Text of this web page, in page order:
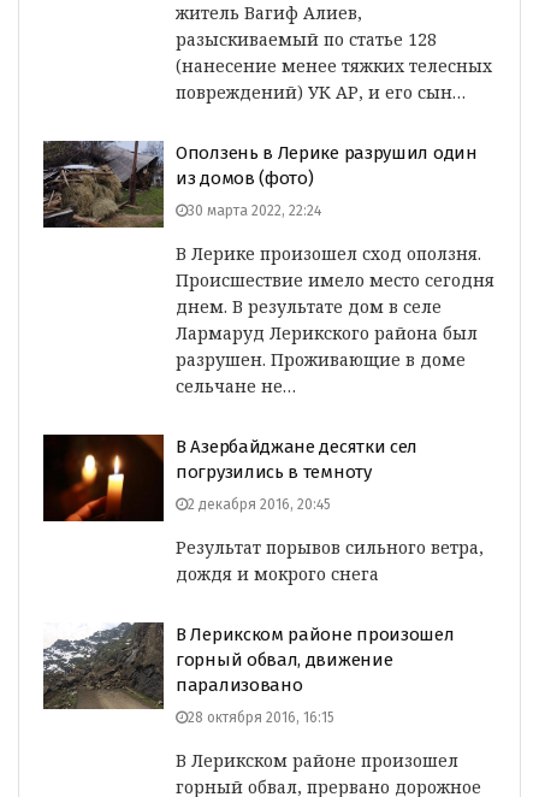
житель Вагиф Алиев,
разыскиваемый по статье 128
(нанесение менее тяжких телесных
повреждений) УК АР, и его сын…
Оползень в Лерике разрушил один
из домов (фото)
30 марта 2022, 22:24
В Лерике произошел сход оползня.
Происшествие имело место сегодня
днем. В результате дом в селе
Лармаруд Лерикского района был
разрушен. Проживающие в доме
сельчане не…
В Азербайджане десятки сел
погрузились в темноту
2 декабря 2016, 20:45
Результат порывов сильного ветра,
дождя и мокрого снега
В Лерикском районе произошел
горный обвал, движение
парализовано
28 октября 2016, 16:15
В Лерикском районе произошел
горный обвал, прервано дорожное